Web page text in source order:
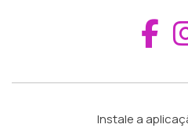
Instale a